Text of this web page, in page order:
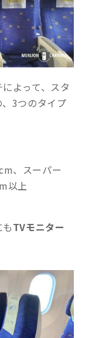
よって、スタ
3つのタイプ
、スーパー
以上
TVモニター